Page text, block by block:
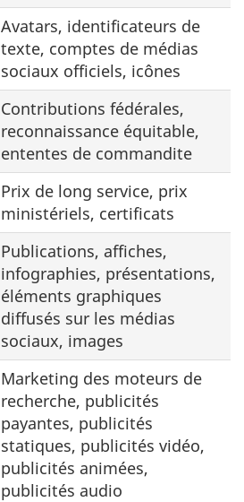
Avatars, identificateurs de
texte, comptes de médias
sociaux officiels, icônes
Contributions fédérales,
reconnaissance équitable,
ententes de commandite
Prix de long service, prix
ministériels, certificats
Publications, affiches,
infographies, présentations,
éléments graphiques
diffusés sur les médias
sociaux, images
Marketing des moteurs de
recherche, publicités
payantes, publicités
statiques, publicités vidéo,
publicités animées,
publicités audio